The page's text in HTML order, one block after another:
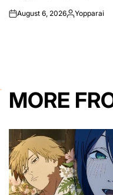
onAugust 6, 2026Posted
Yopparai
MORE